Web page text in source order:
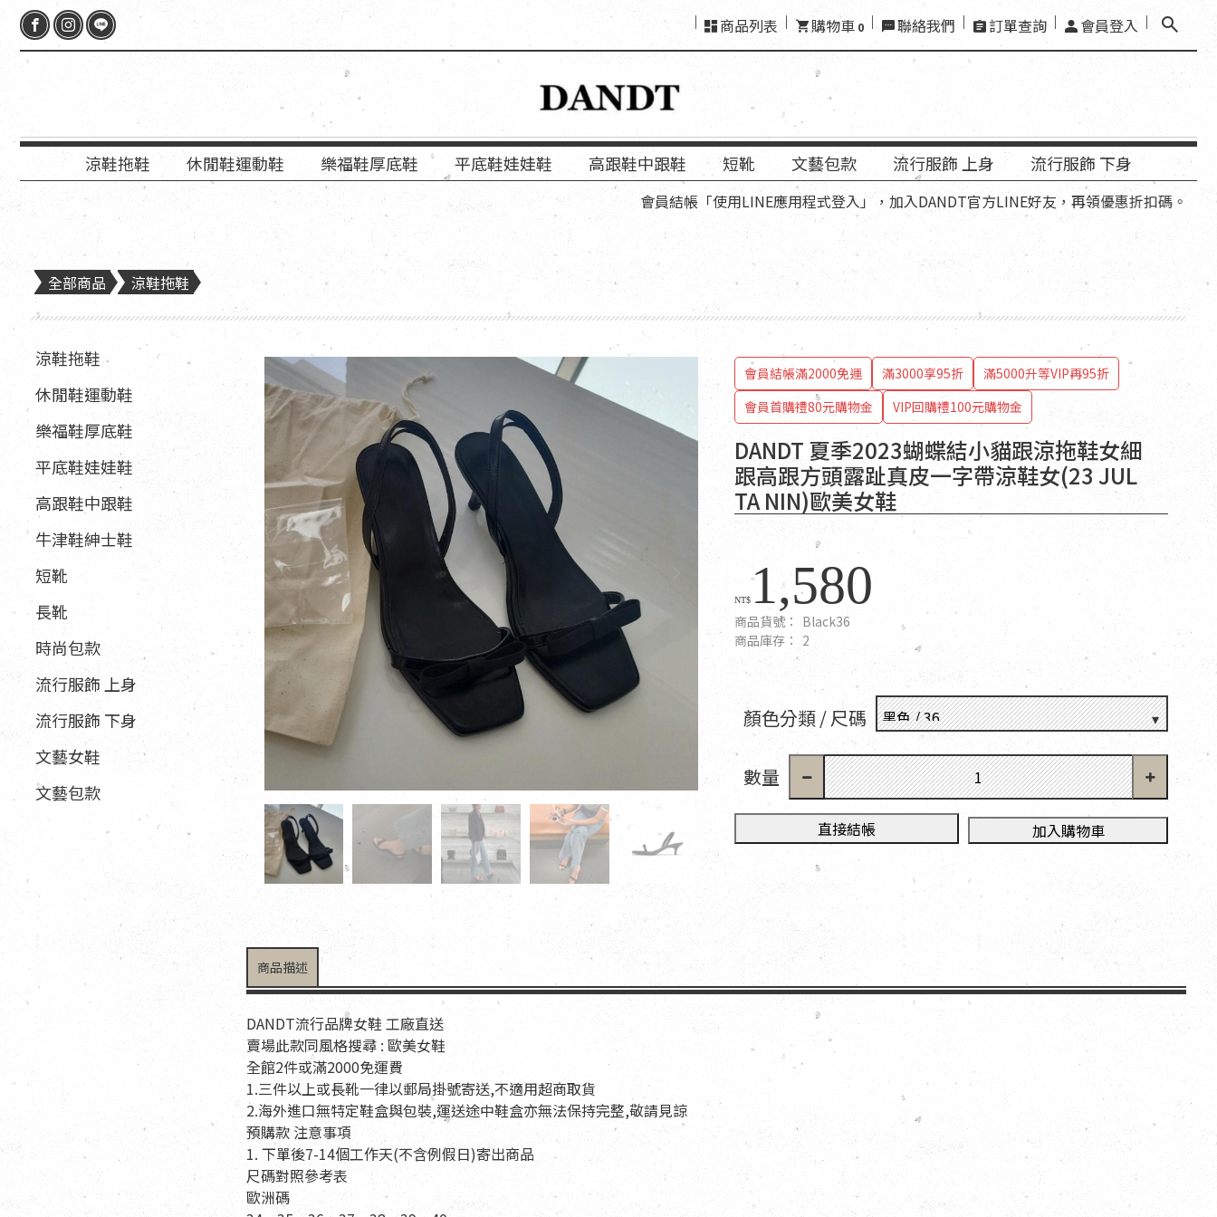
商品列表 購物車 0 聯絡我們 訂單查詢 會員登入
涼鞋拖鞋 休閒鞋運動鞋 樂福鞋厚底鞋 平底鞋娃娃鞋 高跟鞋中跟鞋 短靴 文藝包款 流行服飾 上身 流行服飾 下身
會員結帳「使用LINE應用程式登入」，加入DANDT官方LINE好友，再領優惠折扣碼。
全部商品 涼鞋拖鞋
涼鞋拖鞋
休閒鞋運動鞋
樂福鞋厚底鞋
平底鞋娃娃鞋
高跟鞋中跟鞋
牛津鞋紳士鞋
短靴
長靴
時尚包款
流行服飾 上身
流行服飾 下身
文藝女鞋
文藝包款
DANDT 夏季2023蝴蝶結小貓跟涼拖鞋女細
跟高跟方頭露趾真皮一字帶涼鞋女(23 JUL
TA NIN)歐美女鞋
會員結帳滿2000免運 滿3000享95折
滿5000升等VIP再95折
會員首購禮80元購物金
VIP回購禮100元購物金
NT$1,580
商品貨號： Black36
商品庫存： 2
顏色分類 / 尺碼
數量
直接結帳 加入購物車
商品描述
DANDT流行品牌女鞋 工廠直送
賣場此款同風格搜尋 : 歐美女鞋
全館2件或滿2000免運費
1.三件以上或長靴一律以郵局掛號寄送,不適用超商取貨
2.海外進口無特定鞋盒與包裝,運送途中鞋盒亦無法保持完整,敬請見諒
預購款 注意事項
1. 下單後7-14個工作天(不含例假日)寄出商品
尺碼對照參考表
歐洲碼